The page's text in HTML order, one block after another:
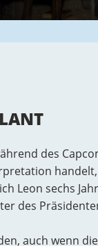
des
Leon sechs
des
auch wenn die